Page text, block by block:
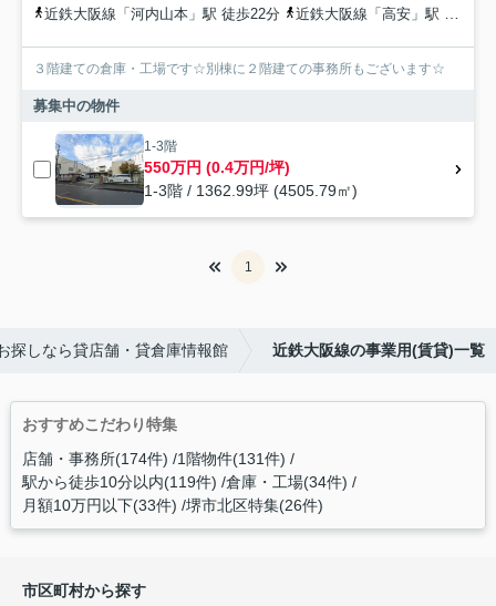
近鉄大阪線「河内山本」駅 徒歩22分
近鉄大阪線「高安」駅 徒歩30分
３階建ての倉庫・工場です☆別棟に２階建ての事務所もございます☆
募集中の物件
1-3階
550万円 (0.4万円/坪)
1-3階 / 1362.99坪 (4505.79㎡)
1
探しなら貸店舗・貸倉庫情報館 近鉄大阪線の事業用(賃貸)一覧
おすすめこだわり特集
店舗・事務所(174件) 1階物件(131件)
駅から徒歩10分以内(119件) 倉庫・工場(34件)
月額10万円以下(33件) 堺市北区特集(26件)
市区町村から探す